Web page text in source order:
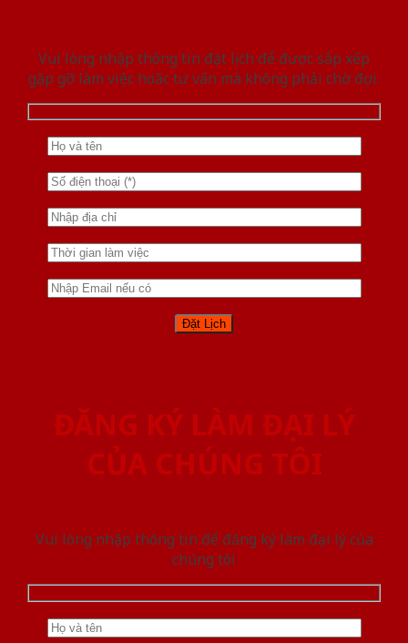
Vui lòng nhập thông tin đặt lịch để được sắp xếp
gặp gỡ làm việc hoăc tư vấn mà không phải chờ đợi.
ĐĂNG KÝ LÀM ĐẠI LÝ
CỦA CHÚNG TÔI
Vui lòng nhập thông tin để đăng ký làm đại lý của
chúng tôi